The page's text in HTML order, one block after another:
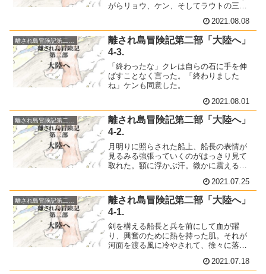
がらリョウ、ケン、そしてラウトの三人
つある。「待っていてくれるかな」「そ
う願いたいね」
2021.08.08
離され島冒険記第二部「大陸へ」
4-3.
「終わったな」クレは自らの石に手を伸
ばすことなく言った。「終わりました
ね」ケンも同意した。
2021.08.01
離され島冒険記第二部「大陸へ」
離され島冒険記第二部「大陸へ」
4-2.
月明りに照らされた船上、船長の表情が
見るみる強張っていくのがはっきり見て
取れた。額に浮かぶ汗。微かに震える
2021.07.25
離され島冒険記第二部「大陸へ」
4-1.
剣を構える船長と兵を前にして血が躍
り、興奮のために熱を持った肌。それが
河面を渡る風に冷やされて、徐々に落ち
2021.07.18